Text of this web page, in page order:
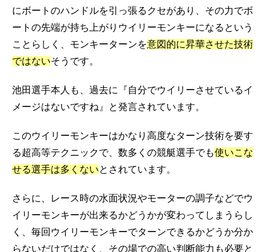
にボートのハンドルを引っ張るクセがあり、その力でボ
ートの先端が持ち上がりウイリーモンキーになるという
ことらしく、モンキーターンを意図的に昇華させた技術
ではないそうです。
池田選手本人も、過去に『自分でウイリーさせているイ
メージはないですね』と発言されています。
このウイリーモンキーはかなり高度なターン技術を要す
る超高等テクニックで、数多くの競艇選手でも使いこな
せる選手は多くないとされています。
さらに、レース時の水面状況やモーターの調子などでウ
イリーモンキーが出来るかどうかが変わってしまうらし
く、毎回ウイリーモンキーでターンできるかどうか分か
らないだけではなく、その場での高い判断能力も必要と